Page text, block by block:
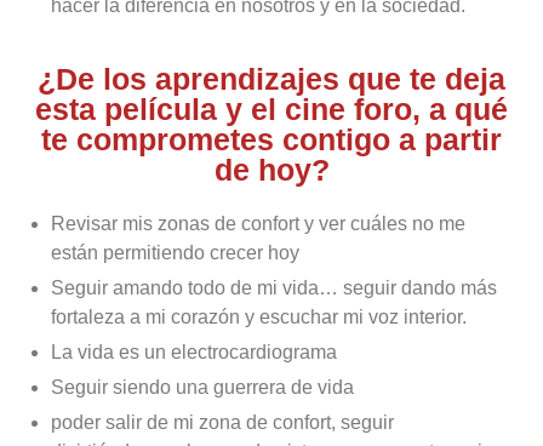
hacer la diferencia en nosotros y en la sociedad.
¿De los aprendizajes que te deja
esta película y el cine foro, a qué
te comprometes contigo a partir
de hoy?
Revisar mis zonas de confort y ver cuáles no me
están permitiendo crecer hoy
Seguir amando todo de mi vida… seguir dando más
fortaleza a mi corazón y escuchar mi voz interior.
La vida es un electrocardiograma
Seguir siendo una guerrera de vida
poder salir de mi zona de confort, seguir